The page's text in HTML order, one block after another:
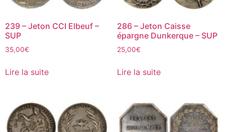
239 – Jeton CCI Elbeuf –
SUP
35,00€
Lire la suite
286 – Jeton Caisse
épargne Dunkerque – SUP
25,00€
Lire la suite